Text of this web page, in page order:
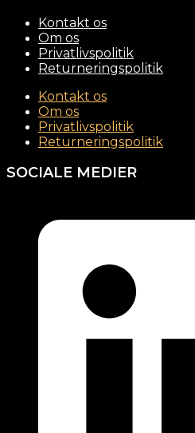
Kontakt os
Om os
Privatlivspolitik
Returneringspolitik
Kontakt os
Om os
Privatlivspolitik
Returneringspolitik
SOCIALE MEDIER